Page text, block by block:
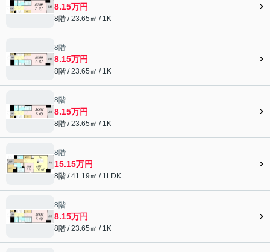
8.15万円
8階 / 23.65㎡ / 1K
8階
8.15万円
8階 / 23.65㎡ / 1K
8階
8.15万円
8階 / 23.65㎡ / 1K
8階
15.15万円
8階 / 41.19㎡ / 1LDK
8階
8.15万円
8階 / 23.65㎡ / 1K